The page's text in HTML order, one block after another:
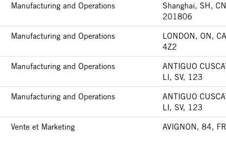
Manufacturing and Operations
Shanghai, SH,
201806
Manufacturing and Operations
LONDON, ON,
4Z2
Manufacturing and Operations
ANTIGUO
LI, SV, 123
Manufacturing and Operations
ANTIGUO
LI, SV, 123
Vente et Marketing AVIGNON, 84,